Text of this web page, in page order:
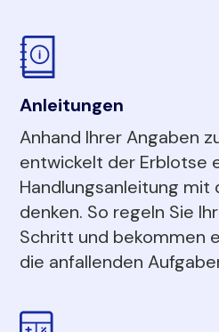
Anleitungen
Anhand Ihrer Angaben
entwickelt der Erblotse
Handlungsanleitung mit
denken. So regeln Sie
Schritt und bekommen
die anfallenden